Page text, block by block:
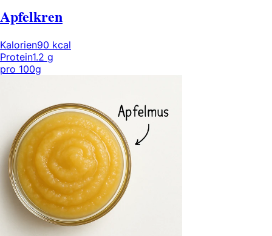
Apfelkren
Kalorien90 kcal
Protein1.2 g
pro 100g